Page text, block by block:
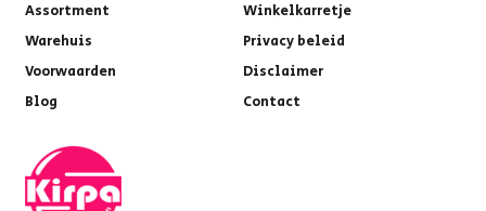
Assortment
Winkelkarretje
Warehuis
Privacy beleid
Voorwaarden
Disclaimer
Blog
Contact